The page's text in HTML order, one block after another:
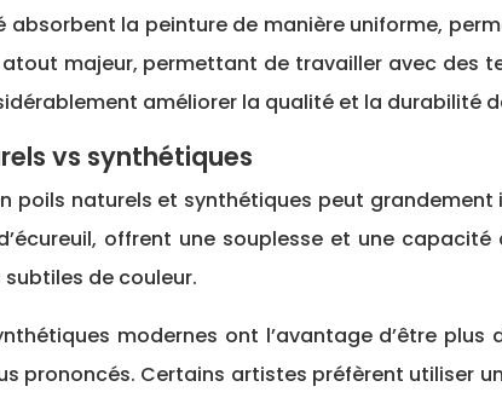
absorbent la peinture de manière uniforme,
majeur, permettant de travailler avec des
améliorer la qualité et la durabilité
vs synthétiques
poils naturels et synthétiques peut
offrent une souplesse et une
de couleur.
modernes ont l’avantage d’être
prononcés. Certains artistes préfèrent utiliser